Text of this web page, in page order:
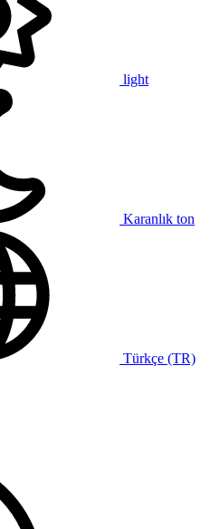
light
Karanlık ton
Türkçe (TR)